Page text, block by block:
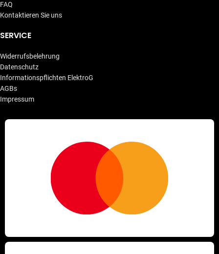
FAQ
Kontaktieren Sie uns
SERVICE
Widerrufsbelehrung
Datenschutz
Informationspflichten ElektroG
AGBs
Impressum